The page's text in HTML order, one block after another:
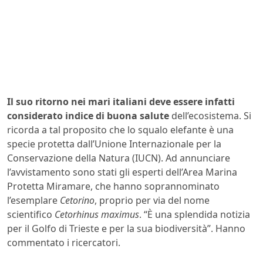
Il suo ritorno nei mari italiani deve essere infatti
considerato indice di buona salute dell’ecosistema. Si
ricorda a tal proposito che lo squalo elefante è una
specie protetta dall’Unione Internazionale per la
Conservazione della Natura (IUCN). Ad annunciare
l’avvistamento sono stati gli esperti dell’Area Marina
Protetta Miramare, che hanno soprannominato
l’esemplare Cetorino, proprio per via del nome
scientifico Cetorhinus maximus. “È una splendida notizia
per il Golfo di Trieste e per la sua biodiversità”. Hanno
commentato i ricercatori.